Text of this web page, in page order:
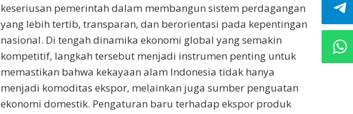
keseriusan pemerintah dalam membangun sistem perdagangan
yang lebih tertib, transparan, dan berorientasi pada kepentingan
nasional. Di tengah dinamika ekonomi global yang semakin
kompetitif, langkah tersebut menjadi instrumen penting untuk
memastikan bahwa kekayaan alam Indonesia tidak hanya
menjadi komoditas ekspor, melainkan juga sumber penguatan
ekonomi domestik. Pengaturan baru terhadap ekspor produk